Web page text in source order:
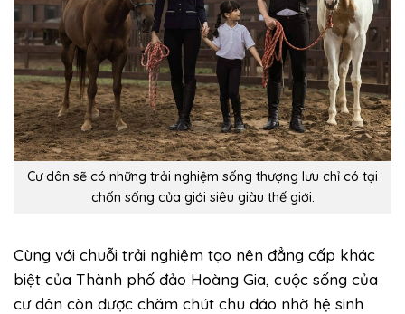
Cư dân sẽ có những trải nghiệm sống thượng lưu chỉ có tại
chốn sống của giới siêu giàu thế giới.
Cùng với chuỗi trải nghiệm tạo nên đẳng cấp khác
biệt của Thành phố đảo Hoàng Gia, cuộc sống của
cư dân còn được chăm chút chu đáo nhờ hệ sinh